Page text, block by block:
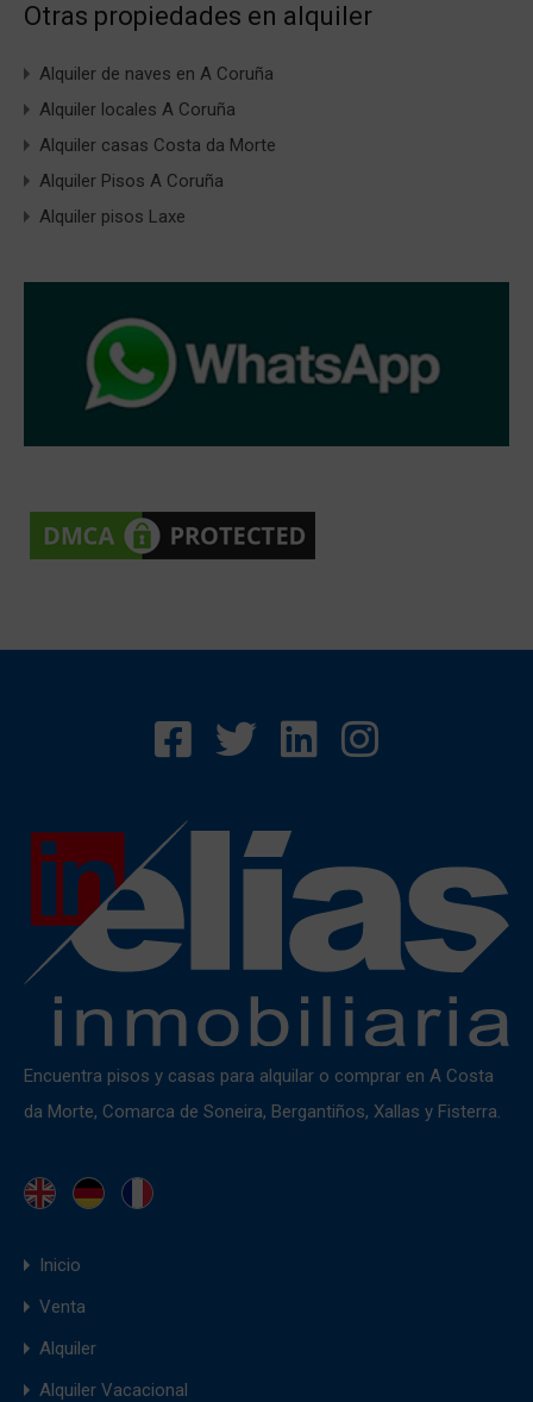
Otras propiedades en alquiler
Alquiler de naves en A Coruña
Alquiler locales A Coruña
Alquiler casas Costa da Morte
Alquiler Pisos A Coruña
Alquiler pisos Laxe
Encuentra pisos y casas para alquilar o comprar en A Costa
da Morte, Comarca de Soneira, Bergantiños, Xallas y Fisterra.
Inicio
Venta
Alquiler
Alquiler Vacacional